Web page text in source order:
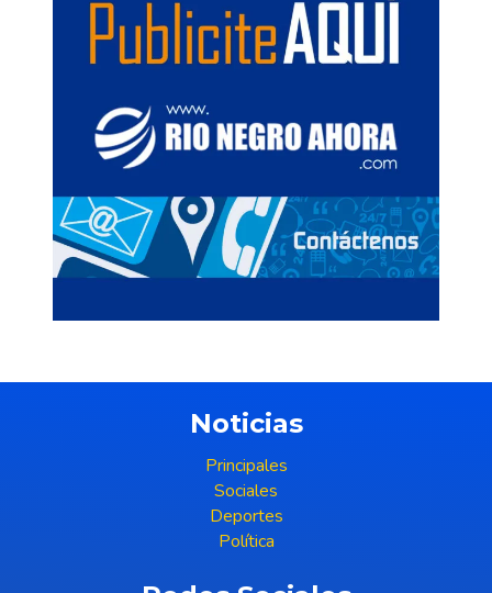
Noticias
Principales
Sociales
Deportes
Política